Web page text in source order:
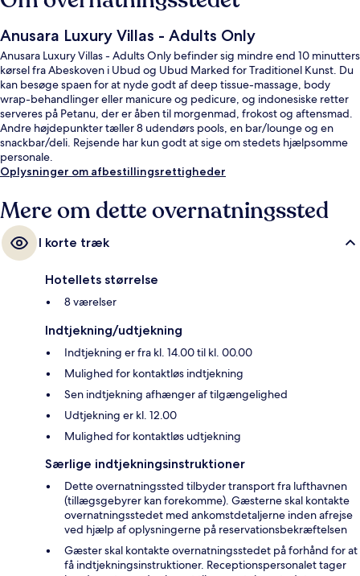
Anusara Luxury Villas - Adults Only
Anusara Luxury Villas - Adults Only befinder sig mindre end 10 minutters
kørsel fra Abeskoven i Ubud og Ubud Marked for Traditionel Kunst. Du
kan besøge spaen for at nyde godt af deep tissue-massage, body
wrap-behandlinger eller manicure og pedicure, og indonesiske retter
serveres på Petanu, der er åben til morgenmad, frokost og aftensmad.
Andre højdepunkter tæller 8 udendørs pools, en bar/lounge og en
snackbar/deli. Rejsende har kun godt at sige om stedets hjælpsomme
personale.
Oplysninger om afbestillingsrettigheder
Mere om dette overnatningssted
I korte træk
Hotellets størrelse
8 værelser
Indtjekning/udtjekning
Indtjekning er fra kl. 14.00 til kl. 00.00
Mulighed for kontaktløs indtjekning
Sen indtjekning afhænger af tilgængelighed
Udtjekning er kl. 12.00
Mulighed for kontaktløs udtjekning
Særlige indtjekningsinstruktioner
Dette overnatningssted tilbyder transport fra lufthavnen
(tillægsgebyrer kan forekomme). Gæsterne skal kontakte
overnatningsstedet med ankomstdetaljerne inden afrejse
ved hjælp af oplysningerne på reservationsbekræftelsen
Gæster skal kontakte overnatningsstedet på forhånd for at
få indtjekningsinstruktioner. Receptionspersonalet tager